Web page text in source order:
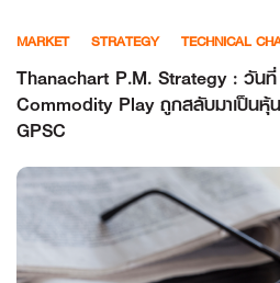
content
MARKET STRATEGY TECHNICAL
Thanachart P.M. Strategy : วัน
Commodity Play ถูกสลับมาเป็น
GPSC